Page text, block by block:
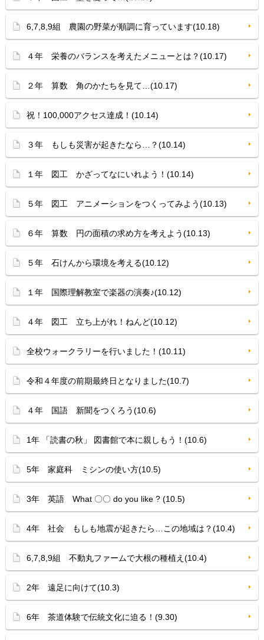
6,7,8,9組 農園の野菜が順調に育っています(10.18)
４年 栄養のバランスを考えたメニューとは？(10.17)
２年 算数 角のかたちを見て…(10.17)
祝！100,000アクセス達成！(10.14)
３年 もしも災害が起きたなら…？(10.14)
１年 図工 かざってなにいれよう！(10.14)
５年 図工 アニメーションをつくってみよう(10.13)
６年 算数 円の面積の求め方を考えよう(10.13)
５年 石けんから環境を考える(10.12)
１年 国際理解教室で楽器の演奏♪(10.12)
４年 図工 立ち上がれ！ねんど(10.12)
全校ウォークラリーを行いました！(10.11)
令和４年度の前期最終日となりました(10.7)
４年 国語 新聞をつくろう(10.6)
1年 「読書の秋」 図書館で本に親しもう！(10.6)
5年 家庭科 ミシンの使い方(10.5)
3年 英語 What 〇〇 do you like ? (10.5)
4年 社会 もしも地震が起きたら…この地域は？(10.4)
6,7,8,9組 不動丸ファームで大根の種植え(10.4)
2年 遠足に向けて(10.3)
6年 茶道体験で伝統文化に迫る！(9.30)